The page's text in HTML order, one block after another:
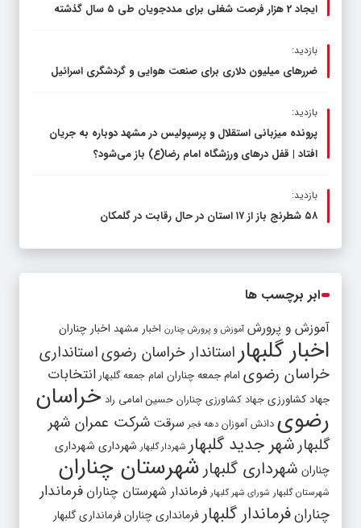
ایجاد 2 هزار فرصت شغلی برای مددجویان طی ۵ سال گذشته
بازدید:
ضررهای میلیون دلاری برای صنعت هوایی و گردشگری اسرائیل
بازدید:
پرونده میزبانی استقلال و پرسپولیس در مشهد دوباره به جریان
افتاد | قفل در‌های ورزشگاه امام رضا(ع) باز می‌شود؟
بازدید:
۵۸ شطرنج‌ باز از ۱۷ استان در حال رقابت در گلمکان
ابر برچسب ها
آموزش و پرورش آموزش و پرورش چنارن اخبار مشهد اخبار چناران
اخبار گلبهار استاندار خراسان رضویاستانداری
خراسان رضوی امام جمعه چناران امام جمعه گلبهار انتخابات
جهاد کشاورزی جهاد کشاورزی چناران حسین امامی راد خراسان
رضوی دانش آموزان دهه فجر سرقت شرکت عمران شهر
گلبهارشهر جدید گلبهار شهردار گلبهار شهرداری شهرداری
چناران شهرداری گلبهار شهرستان چناران
شهرستان گلبهار شورای شهر گلبهار فرماندار شهرستان چناران فرماندار
چنارانفرماندار گلبهار فرمانداری چنارانفرمانداری گلبهار